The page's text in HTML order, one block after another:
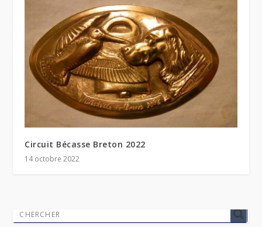
Circuit Bécasse Breton 2022
14 octobre 2022